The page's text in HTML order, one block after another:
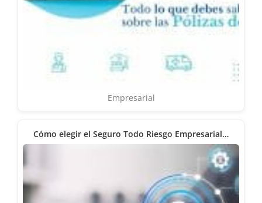
Empresarial
Cómo elegir el Seguro Todo Riesgo Empresarial…